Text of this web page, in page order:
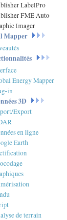
LabelPro
FME Auto
Imager
Mapper
Energy Mapper
in
3D
Export
en ligne
Earth
de terrain